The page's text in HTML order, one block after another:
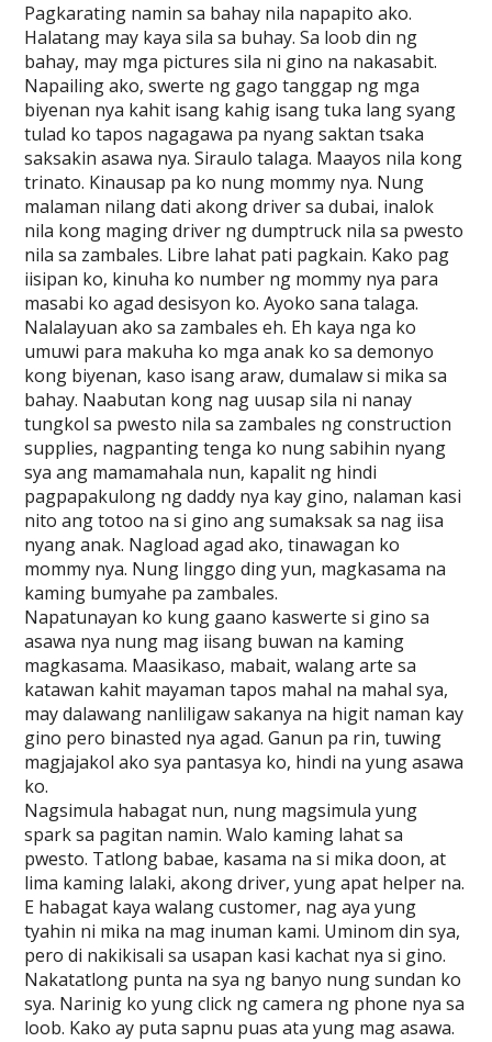
Pagkarating namin sa bahay nila napapito ako.
Halatang may kaya sila sa buhay. Sa loob din ng
bahay, may mga pictures sila ni gino na nakasabit.
Napailing ako, swerte ng gago tanggap ng mga
biyenan nya kahit isang kahig isang tuka lang syang
tulad ko tapos nagagawa pa nyang saktan tsaka
saksakin asawa nya. Siraulo talaga. Maayos nila kong
trinato. Kinausap pa ko nung mommy nya. Nung
malaman nilang dati akong driver sa dubai, inalok
nila kong maging driver ng dumptruck nila sa pwesto
nila sa zambales. Libre lahat pati pagkain. Kako pag
iisipan ko, kinuha ko number ng mommy nya para
masabi ko agad desisyon ko. Ayoko sana talaga.
Nalalayuan ako sa zambales eh. Eh kaya nga ko
umuwi para makuha ko mga anak ko sa demonyo
kong biyenan, kaso isang araw, dumalaw si mika sa
bahay. Naabutan kong nag uusap sila ni nanay
tungkol sa pwesto nila sa zambales ng construction
supplies, nagpanting tenga ko nung sabihin nyang
sya ang mamamahala nun, kapalit ng hindi
pagpapakulong ng daddy nya kay gino, nalaman kasi
nito ang totoo na si gino ang sumaksak sa nag iisa
nyang anak. Nagload agad ako, tinawagan ko
mommy nya. Nung linggo ding yun, magkasama na
kaming bumyahe pa zambales.
Napatunayan ko kung gaano kaswerte si gino sa
asawa nya nung mag iisang buwan na kaming
magkasama. Maasikaso, mabait, walang arte sa
katawan kahit mayaman tapos mahal na mahal sya,
may dalawang nanliligaw sakanya na higit naman kay
gino pero binasted nya agad. Ganun pa rin, tuwing
magjajakol ako sya pantasya ko, hindi na yung asawa
ko.
Nagsimula habagat nun, nung magsimula yung
spark sa pagitan namin. Walo kaming lahat sa
pwesto. Tatlong babae, kasama na si mika doon, at
lima kaming lalaki, akong driver, yung apat helper na.
E habagat kaya walang customer, nag aya yung
tyahin ni mika na mag inuman kami. Uminom din sya,
pero di nakikisali sa usapan kasi kachat nya si gino.
Nakatatlong punta na sya ng banyo nung sundan ko
sya. Narinig ko yung click ng camera ng phone nya sa
loob. Kako ay puta sapnu puas ata yung mag asawa.